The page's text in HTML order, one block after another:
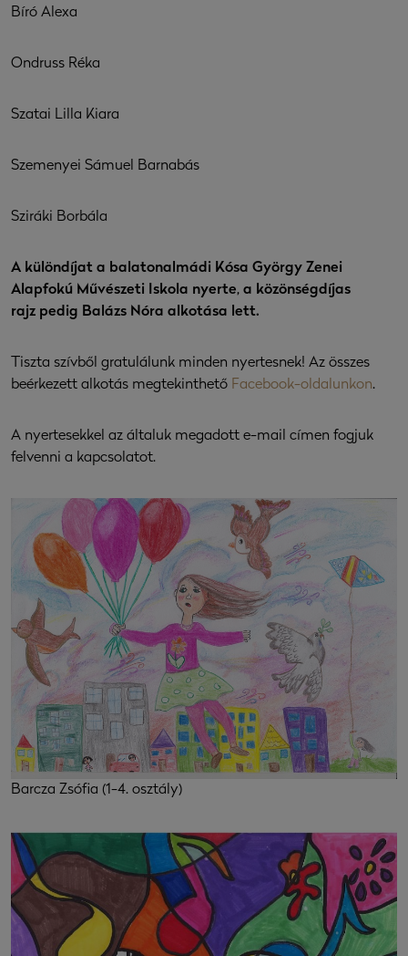
Bíró Alexa
Ondruss Réka
Szatai Lilla Kiara
Szemenyei Sámuel Barnabás
Sziráki Borbála
A különdíjat a balatonalmádi Kósa György Zenei
Alapfokú Művészeti Iskola nyerte, a közönségdíjas
rajz pedig Balázs Nóra alkotása lett.
Tiszta szívből gratulálunk minden nyertesnek! Az összes
beérkezett alkotás megtekinthető Facebook-oldalunkon.
A nyertesekkel az általuk megadott e-mail címen fogjuk
felvenni a kapcsolatot.
Barcza Zsófia (1-4. osztály)